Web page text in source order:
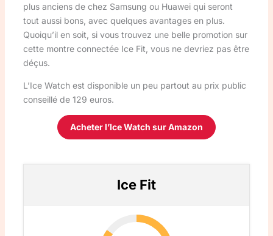
plus anciens de chez Samsung ou Huawei qui seront
tout aussi bons, avec quelques avantages en plus.
Quoiqu’il en soit, si vous trouvez une belle promotion sur
cette montre connectée Ice Fit, vous ne devriez pas être
déçus.
L’Ice Watch est disponible un peu partout au prix public
conseillé de 129 euros.
Acheter l’Ice Watch sur Amazon
Ice Fit